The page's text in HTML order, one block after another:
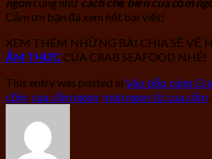
Cảm ơn bạn đã xem hết bài viết!
XEM THÊM NHỮNG BÀI CHIA SẺ VỀ
ẨM THỰC CỦA CRAB SEAFOOD NHÉ!
This entry was posted in Vào bếp cùng
cốm,cua cốm ngon,món ngon từ cua cốm.